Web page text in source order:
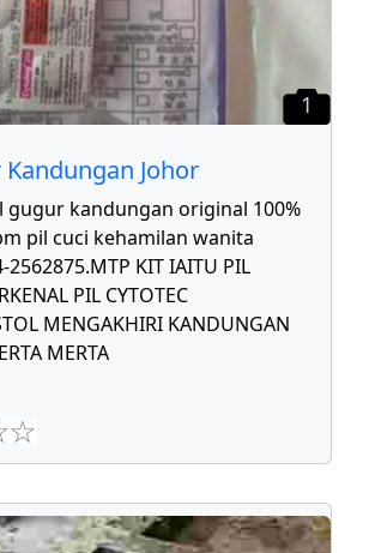
1
Johor
gugur kandungan original 100%
pil cuci kehamilan wanita
KIT IAITU PIL
PIL CYTOTEC
MENGAKHIRI KANDUNGAN
MERTA